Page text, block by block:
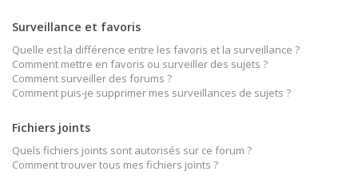
Surveillance et favoris
Quelle est la différence entre les favoris et la surveillance ?
Comment mettre en favoris ou surveiller des sujets ?
Comment surveiller des forums ?
Comment puis-je supprimer mes surveillances de sujets ?
Fichiers joints
Quels fichiers joints sont autorisés sur ce forum ?
Comment trouver tous mes fichiers joints ?